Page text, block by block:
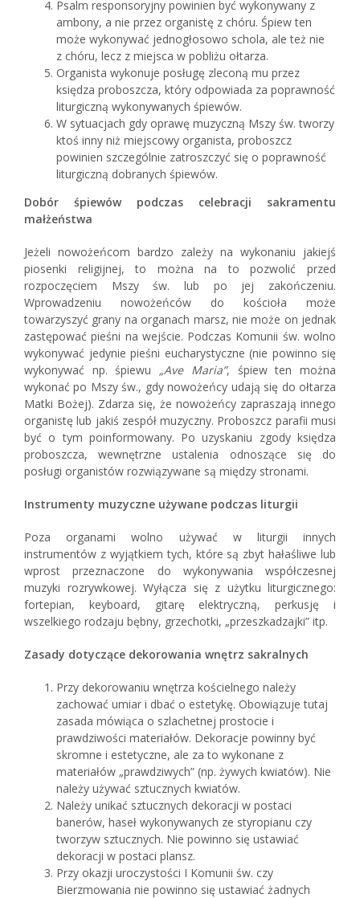
Psalm responsoryjny powinien być wykonywany z
ambony, a nie przez organistę z chóru. Śpiew ten
może wykonywać jednogłosowo schola, ale też nie
z chóru, lecz z miejsca w pobliżu ołtarza.
Organista wykonuje posługę zleconą mu przez
księdza proboszcza, który odpowiada za poprawność
liturgiczną wykonywanych śpiewów.
W sytuacjach gdy oprawę muzyczną Mszy św. tworzy
ktoś inny niż miejscowy organista, proboszcz
powinien szczególnie zatroszczyć się o poprawność
liturgiczną dobranych śpiewów.
Dobór śpiewów podczas celebracji sakramentu
małżeństwa
Jeżeli nowożeńcom bardzo zależy na wykonaniu jakiejś
piosenki religijnej, to można na to pozwolić przed
rozpoczęciem Mszy św. lub po jej zakończeniu.
Wprowadzeniu nowożeńców do kościoła może
towarzyszyć grany na organach marsz, nie może on jednak
zastępować pieśni na wejście. Podczas Komunii św. wolno
wykonywać jedynie pieśni eucharystyczne (nie powinno się
wykonywać np. śpiewu „Ave Maria”, śpiew ten można
wykonać po Mszy św., gdy nowożeńcy udają się do ołtarza
Matki Bożej). Zdarza się, że nowożeńcy zapraszają innego
organistę lub jakiś zespół muzyczny. Proboszcz parafii musi
być o tym poinformowany. Po uzyskaniu zgody księdza
proboszcza, wewnętrzne ustalenia odnoszące się do
posługi organistów rozwiązywane są między stronami.
Instrumenty muzyczne używane podczas liturgii
Poza organami wolno używać w liturgii innych
instrumentów z wyjątkiem tych, które są zbyt hałaśliwe lub
wprost przeznaczone do wykonywania współczesnej
muzyki rozrywkowej. Wyłącza się z użytku liturgicznego:
fortepian, keyboard, gitarę elektryczną, perkusję i
wszelkiego rodzaju bębny, grzechotki, „przeszkadzajki” itp.
Zasady dotyczące dekorowania wnętrz sakralnych
Przy dekorowaniu wnętrza kościelnego należy
zachować umiar i dbać o estetykę. Obowiązuje tutaj
zasada mówiąca o szlachetnej prostocie i
prawdziwości materiałów. Dekoracje powinny być
skromne i estetyczne, ale za to wykonane z
materiałów „prawdziwych” (np. żywych kwiatów). Nie
należy używać sztucznych kwiatów.
Należy unikać sztucznych dekoracji w postaci
banerów, haseł wykonywanych ze styropianu czy
tworzyw sztucznych. Nie powinno się ustawiać
dekoracji w postaci plansz.
Przy okazji uroczystości I Komunii św. czy
Bierzmowania nie powinno się ustawiać żadnych